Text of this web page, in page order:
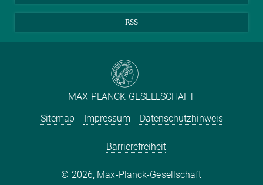
RSS
MAX-PLANCK-GESELLSCHAFT
Sitemap
Impressum Datenschutzhinweis
Barrierefreiheit
2026, Max-Planck-Gesellschaft